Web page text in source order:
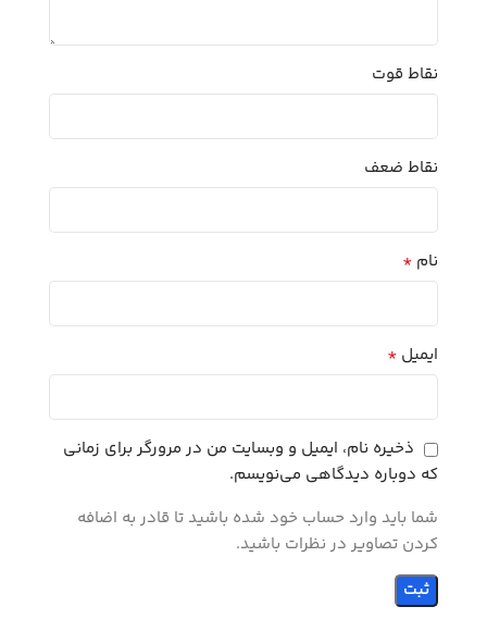
نقاط قوت
نقاط ضعف
نام *
ایمیل *
ذخیره نام، ایمیل و وبسایت من در مرورگر برای زمانی
که دوباره دیدگاهی می‌نویسم.
شما باید وارد حساب خود شده باشید تا قادر به اضافه
کردن تصاویر در نظرات باشید.